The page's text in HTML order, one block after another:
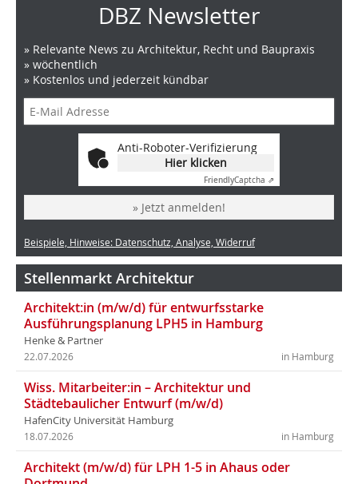
DBZ Newsletter
» Relevante News zu Architektur, Recht und Baupraxis
» wöchentlich
» Kostenlos und jederzeit kündbar
Anti-Roboter-Verifizierung
Hier klicken
FriendlyCaptcha ⇗
» Jetzt anmelden!
Beispiele, Hinweise: Datenschutz, Analyse, Widerruf
Stellenmarkt Architektur
Architekt:in (m/w/d) für entwurfsstarke
Ausführungsplanung LPH5 in Hamburg
Henke & Partner
in Hamburg
22.07.2026
Wiss. Mitarbeiter:in – Architektur und
Städtebaulicher Entwurf (m/w/d)
HafenCity Universität Hamburg
in Hamburg
18.07.2026
Architekt (m/w/d) für LPH 1-5 in Ahaus oder